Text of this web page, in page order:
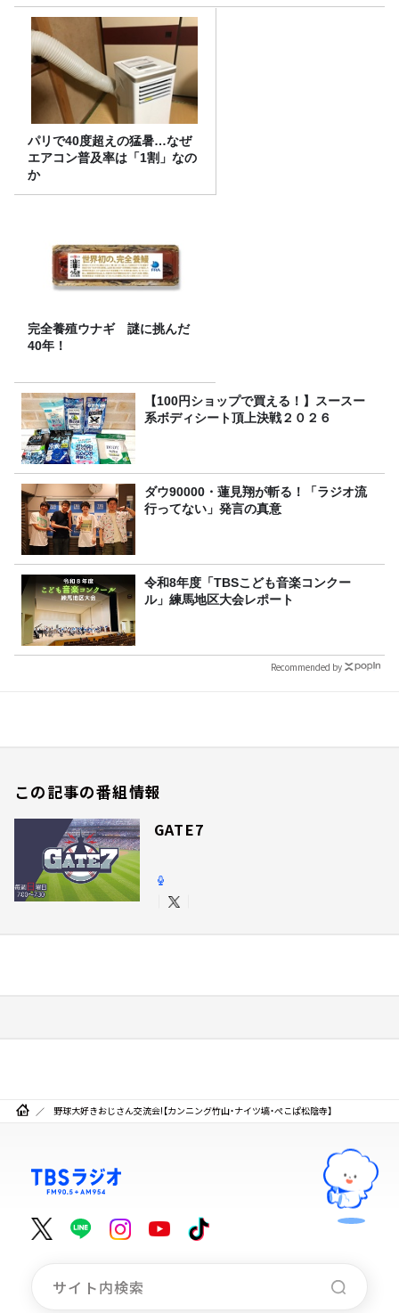
パリで40度超えの猛暑…なぜ
エアコン普及率は「1割」なの
か
完全養殖ウナギ 謎に挑んだ
40年！
【100円ショップで買える！】スースー
系ボディシート頂上決戦２０２６
ダウ90000・蓮見翔が斬る！「ラジオ流
行ってない」発言の真意
令和8年度「TBSこども音楽コンクー
ル」練馬地区大会レポート
Recommended by
この記事の番組情報
GATE7
野球大好きおじさん交流会!【カンニング竹山・ナイツ塙・ぺこぱ松陰寺】